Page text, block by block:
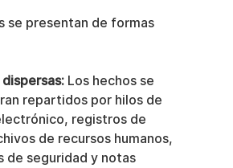
se presentan de formas
Los hechos se
repartidos por hilos de
registros de
de recursos humanos,
de seguridad y notas